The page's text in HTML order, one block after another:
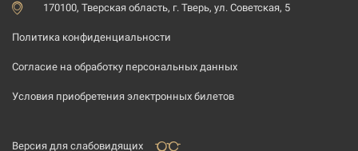
170100, Тверская область, г. Тверь, ул. Советская, 5
Политика конфиденциальности
Согласие на обработку персональных данных
Условия приобретения электронных билетов
Версия для слабовидящих